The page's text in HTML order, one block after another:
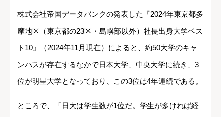
株式会社帝国データバンクの発表した『2024年東京都多
摩地区（東京都の23区・島嶼部以外）社長出身大学ベス
ト10』（2024年11月現在）によると、約50大学のキャ
ンパスが存在するなかで日本大学、中央大学に続き、3
位が明星大学となっており、この3位は4年連続である。
ところで、「日大は学生数が1位だ。学生が多ければ経